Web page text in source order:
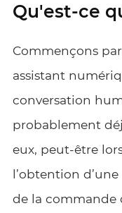
Qu'est-ce
Commençons
assistant
conversation
probablement
eux, peut-être
l’obtention
de la commande